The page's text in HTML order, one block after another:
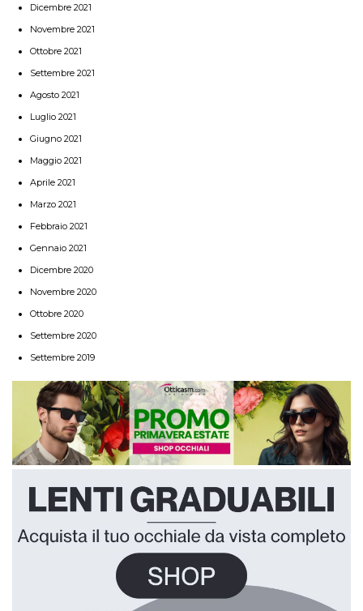
Dicembre 2021
Novembre 2021
Ottobre 2021
Settembre 2021
Agosto 2021
Luglio 2021
Giugno 2021
Maggio 2021
Aprile 2021
Marzo 2021
Febbraio 2021
Gennaio 2021
Dicembre 2020
Novembre 2020
Ottobre 2020
Settembre 2020
Settembre 2019